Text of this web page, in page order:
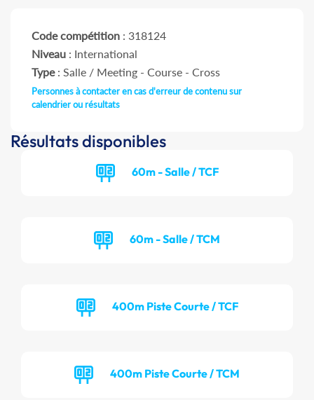
Code compétition : 318124
Niveau : International
Type: Salle / Meeting - Course - Cross
Personnes à contacter en cas d'erreur de contenu sur
calendrier ou résultats
Résultats disponibles
60m - Salle / TCF
60m - Salle / TCM
400m Piste Courte / TCF
400m Piste Courte / TCM